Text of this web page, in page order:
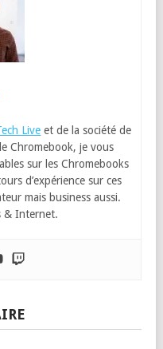
Live et de la société de
Chromebook, je vous
sur les Chromebooks
d’expérience sur ces
mais business aussi.
& Internet.